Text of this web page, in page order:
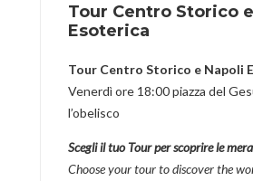
Tour Centro Storico
Esoterica
Tour Centro Storico e Napoli
Venerdì ore 18:00 piazza del
l’obelisco
Scegli il tuo Tour per scoprire le
Choose your tour to discover the